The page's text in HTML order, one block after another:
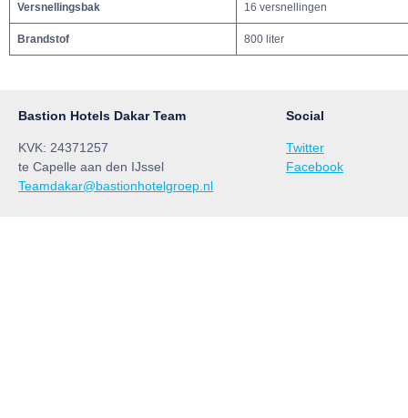
Versnellingsbak 16 versnellingen
Brandstof 800 liter
Bastion Hotels Dakar Team
KVK: 24371257
te Capelle aan den IJssel
Teamdakar@bastionhotelgroep.nl
Social
Twitter
Facebook